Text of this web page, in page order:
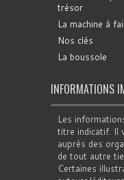
trésor
La machine à
Nos clés
La boussole
INFORMATIONS
Les
titre indicatif. Il
auprès des
de tout autre
Certaines